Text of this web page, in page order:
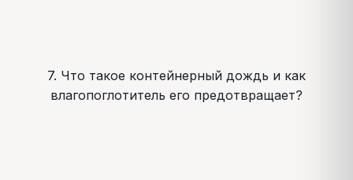
7. Что такое контейнерный дождь и как
влагопоглотитель его предотвращает?